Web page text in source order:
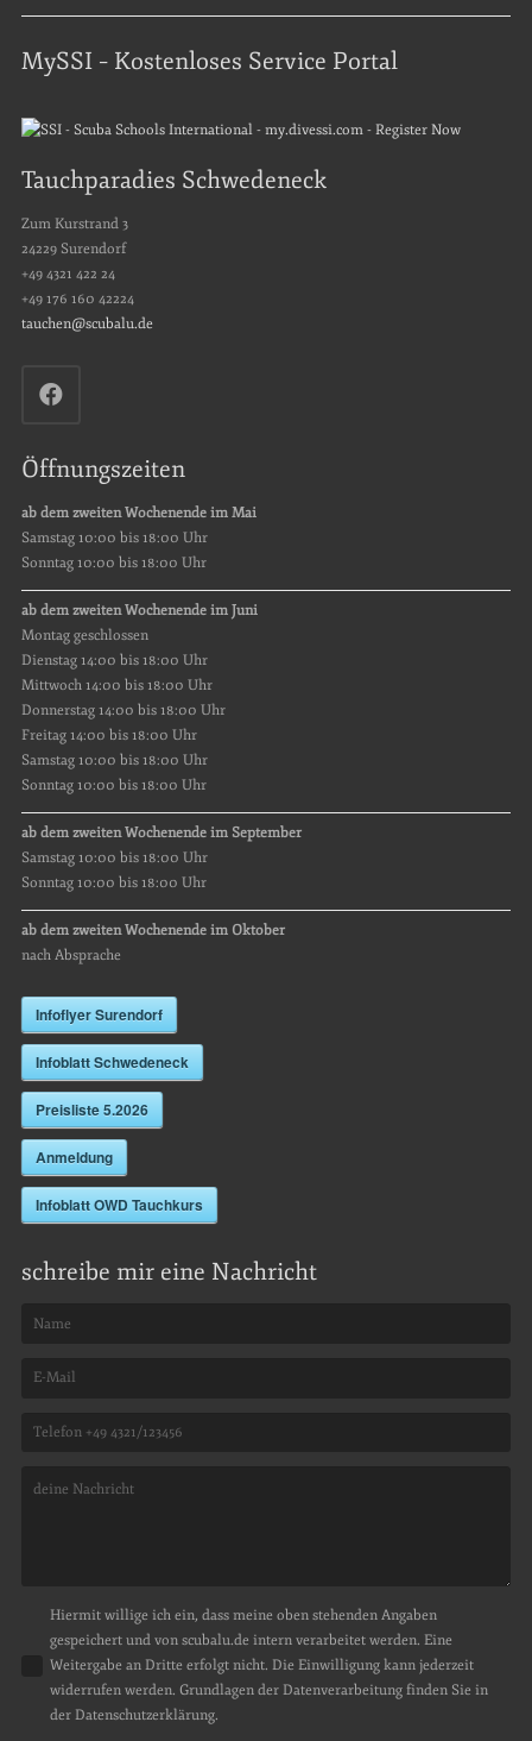
MySSI – Kostenloses Service Portal
Tauchparadies Schwedeneck
Zum Kurstrand 3
24229 Surendorf
+49 4321 422 24
+49 176 160 42224
tauchen@scubalu.de
Öffnungszeiten
ab dem zweiten Wochenende im Mai
Samstag 10:00 bis 18:00 Uhr
Sonntag 10:00 bis 18:00 Uhr
ab dem zweiten Wochenende im Juni
Montag geschlossen
Dienstag 14:00 bis 18:00 Uhr
Mittwoch 14:00 bis 18:00 Uhr
Donnerstag 14:00 bis 18:00 Uhr
Freitag 14:00 bis 18:00 Uhr
Samstag 10:00 bis 18:00 Uhr
Sonntag 10:00 bis 18:00 Uhr
ab dem zweiten Wochenende im September
Samstag 10:00 bis 18:00 Uhr
Sonntag 10:00 bis 18:00 Uhr
ab dem zweiten Wochenende im Oktober
nach Absprache
Infoflyer Surendorf
Infoblatt Schwedeneck
Preisliste 5.2026
Anmeldung
Infoblatt OWD Tauchkurs
schreibe mir eine Nachricht
Hiermit willige ich ein, dass meine oben stehenden Angaben
gespeichert und von scubalu.de intern verarbeitet werden. Eine
Weitergabe an Dritte erfolgt nicht. Die Einwilligung kann jederzeit
widerrufen werden. Grundlagen der Datenverarbeitung finden Sie in
der Datenschutzerklärung.